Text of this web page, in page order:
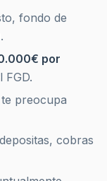
fondo de
por
FGD.
preocupa
cobras